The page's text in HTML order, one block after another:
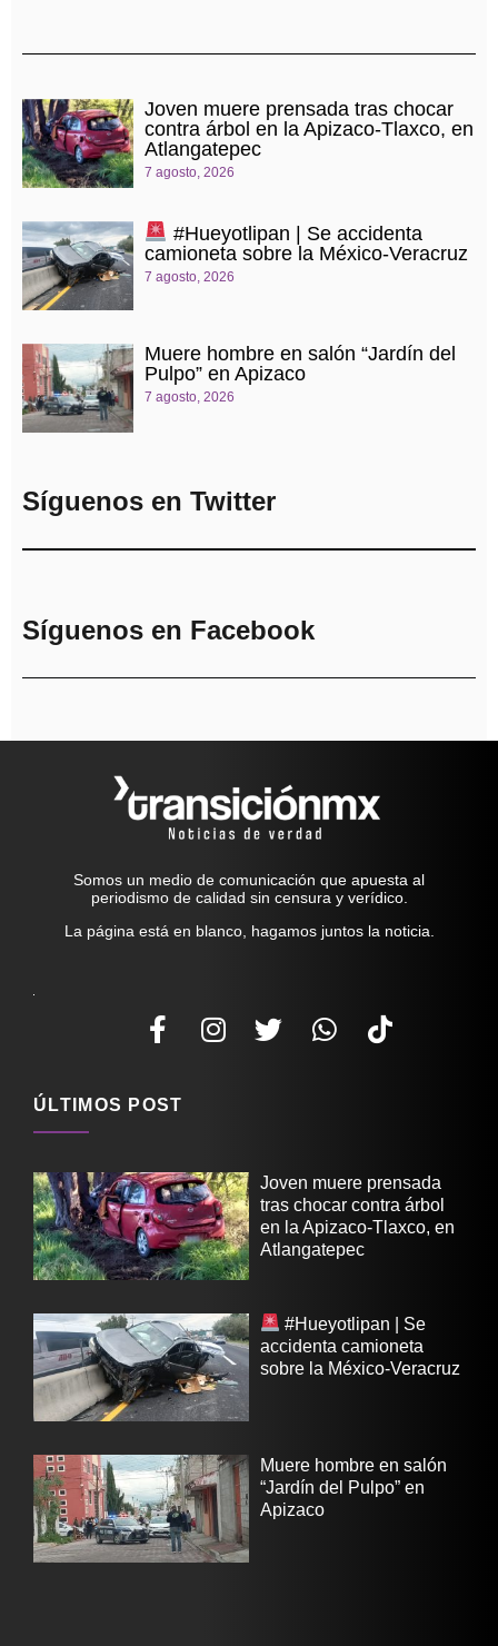
Joven muere prensada tras chocar
contra árbol en la Apizaco-Tlaxco, en
Atlangatepec
7 agosto, 2026
#Hueyotlipan | Se accidenta
camioneta sobre la México-Veracruz
7 agosto, 2026
Muere hombre en salón “Jardín del
Pulpo” en Apizaco
7 agosto, 2026
Síguenos en Twitter
Síguenos en Facebook
Somos un medio de comunicación que apuesta al
periodismo de calidad sin censura y verídico.
La página está en blanco, hagamos juntos la noticia.
ÚLTIMOS POST
Joven muere prensada
tras chocar contra árbol
en la Apizaco-Tlaxco, en
Atlangatepec
#Hueyotlipan | Se
accidenta camioneta
sobre la México-Veracruz
Muere hombre en salón
“Jardín del Pulpo” en
Apizaco